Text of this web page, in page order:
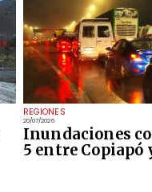
REGIONES
20/07/2026
Inundaciones
5 entre Copiapó